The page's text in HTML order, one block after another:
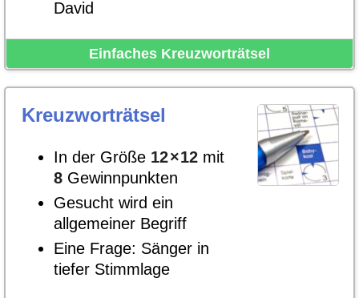
David
Einfaches Kreuzworträtsel
Kreuzworträtsel
In der Größe 12×12 mit
8 Gewinnpunkten
Gesucht wird ein
allgemeiner Begriff
Eine Frage: Sänger in
tiefer Stimmlage